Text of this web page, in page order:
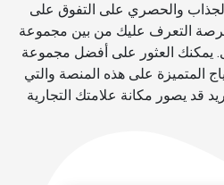
والحصري على التفوق على
التعرف عليك من بين مجموعة
يمكنك العثور على أفضل مجموعة
المتميزة على هذه المنصة والتي